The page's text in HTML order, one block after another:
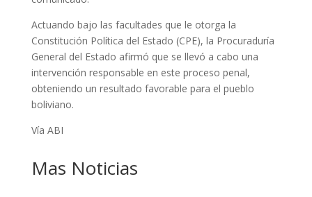
Actuando bajo las facultades que le otorga la
Constitución Política del Estado (CPE), la Procuraduría
General del Estado afirmó que se llevó a cabo una
intervención responsable en este proceso penal,
obteniendo un resultado favorable para el pueblo
boliviano.
Vía ABI
Mas Noticias